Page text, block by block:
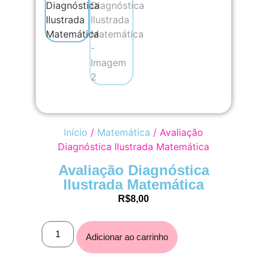
Início / Matemática / Avaliação
Diagnóstica Ilustrada Matemática
Avaliação Diagnóstica
Ilustrada Matemática
R$8,00
Adicionar ao carrinho